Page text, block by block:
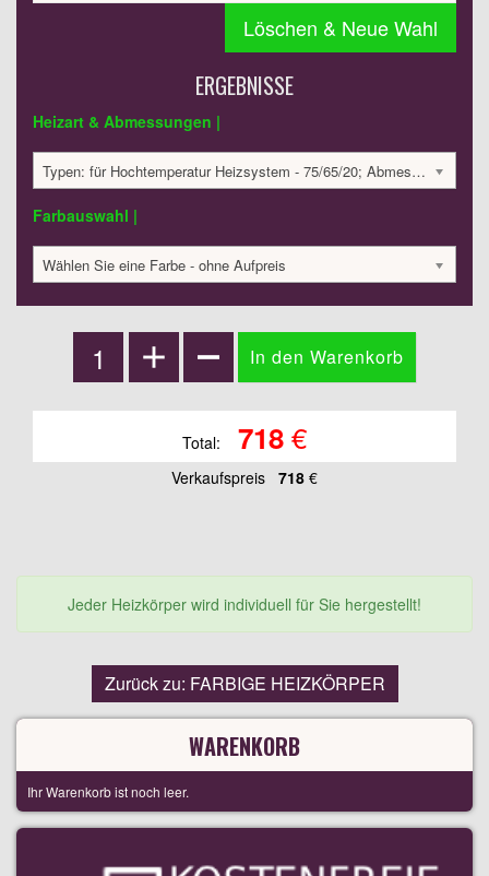
Löschen & Neue Wahl
ERGEBNISSE
Heizart & Abmessungen |
Typen: für Hochtemperatur Heizsystem - 75/65/20; Abmessungen: 160x500x55mm, 1-reihig; 104 Watt:; 717.97 €
Farbauswahl |
Wählen Sie eine Farbe - ohne Aufpreis
Total: 718€
Verkaufspreis 718 €
Jeder Heizkörper wird individuell für Sie hergestellt!
Zurück zu: FARBIGE HEIZKÖRPER
WARENKORB
Ihr Warenkorb ist noch leer.